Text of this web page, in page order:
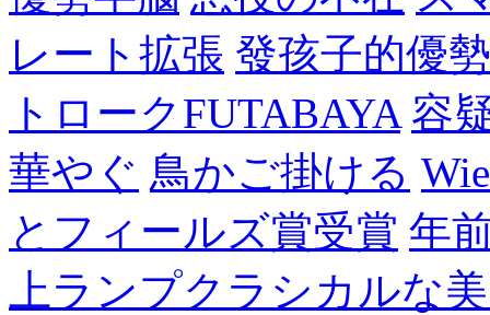
レート拡張 發孩子的優
トロークFUTABAYA 容
華やぐ 鳥かご掛ける
とフィールズ賞受賞 年
上ランプクラシカルな